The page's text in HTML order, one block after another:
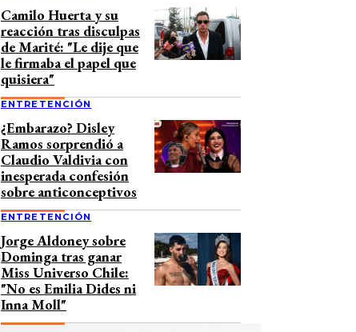
Camilo Huerta y su
reacción tras disculpas
de Marité: "Le dije que
le firmaba el papel que
quisiera"
ENTRETENCIÓN
¿Embarazo? Disley
Ramos sorprendió a
Claudio Valdivia con
inesperada confesión
sobre anticonceptivos
ENTRETENCIÓN
Jorge Aldoney sobre
Dominga tras ganar
Miss Universo Chile:
"No es Emilia Dides ni
Inna Moll"